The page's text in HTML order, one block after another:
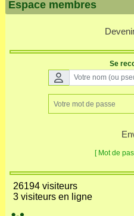
Espace membres
Se
[ Mot de
26194 visiteurs
3 visiteurs en ligne